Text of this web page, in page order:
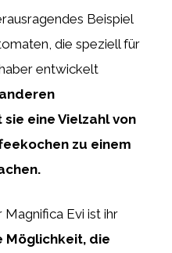
Beispiel
die speziell für
entwickelt
eine Vielzahl von
zu einem
Evi ist ihr
Möglichkeit, die